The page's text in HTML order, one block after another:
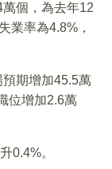
個，為去年12
業率為4.8%，
期增加45.5萬
位增加2.6萬
0.4%。